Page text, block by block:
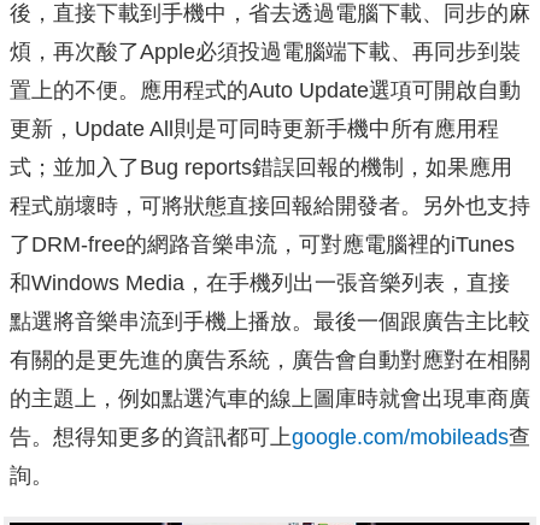
後，直接下載到手機中，省去透過電腦下載、同步的麻
煩，再次酸了Apple必須投過電腦端下載、再同步到裝
置上的不便。應用程式的Auto Update選項可開啟自動
更新，Update All則是可同時更新手機中所有應用程
式；並加入了Bug reports錯誤回報的機制，如果應用
程式崩壞時，可將狀態直接回報給開發者。另外也支持
了DRM-free的網路音樂串流，可對應電腦裡的iTunes
和Windows Media，在手機列出一張音樂列表，直接
點選將音樂串流到手機上播放。最後一個跟廣告主比較
有關的是更先進的廣告系統，廣告會自動對應對在相關
的主題上，例如點選汽車的線上圖庫時就會出現車商廣
告。想得知更多的資訊都可上google.com/mobileads查
詢。